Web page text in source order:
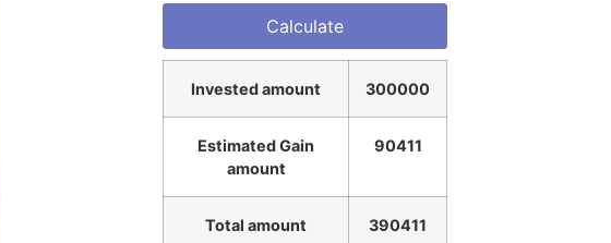
Invested amount 300000
Estimated Gain
amount
90411
Total amount 390411